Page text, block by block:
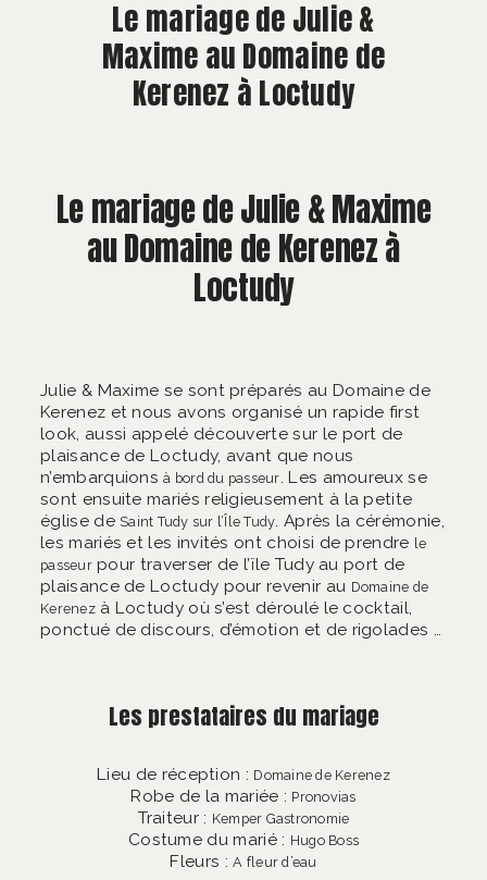
CONTACT
Le mariage de Julie &
Maxime au Domaine de
Kerenez à Loctudy
Le mariage de Julie & Maxime
au Domaine de Kerenez à
Loctudy
Julie & Maxime se sont préparés au Domaine de
Kerenez et nous avons organisé un rapide first
look, aussi appelé découverte sur le port de
plaisance de Loctudy, avant que nous
n’embarquionsà bord du passeur. Les amoureux se
sont ensuite mariés religieusement à la petite
église de Saint Tudy sur l’Île Tudy. Après la cérémonie,
les mariés et les invités ont choisi de prendre le
passeurpour traverser de l’ïle Tudy au port de
plaisance de Loctudy pour revenir au Domaine de
Kerenezà Loctudy où s’est déroulé le cocktail,
ponctué de discours, d’émotion et de rigolades …
Les prestataires du mariage
Lieu de réception : Domaine de Kerenez
Robe de la mariée : Pronovias
Traiteur : Kemper Gastronomie
Costume du marié : Hugo Boss
Fleurs :A fleur d’eau